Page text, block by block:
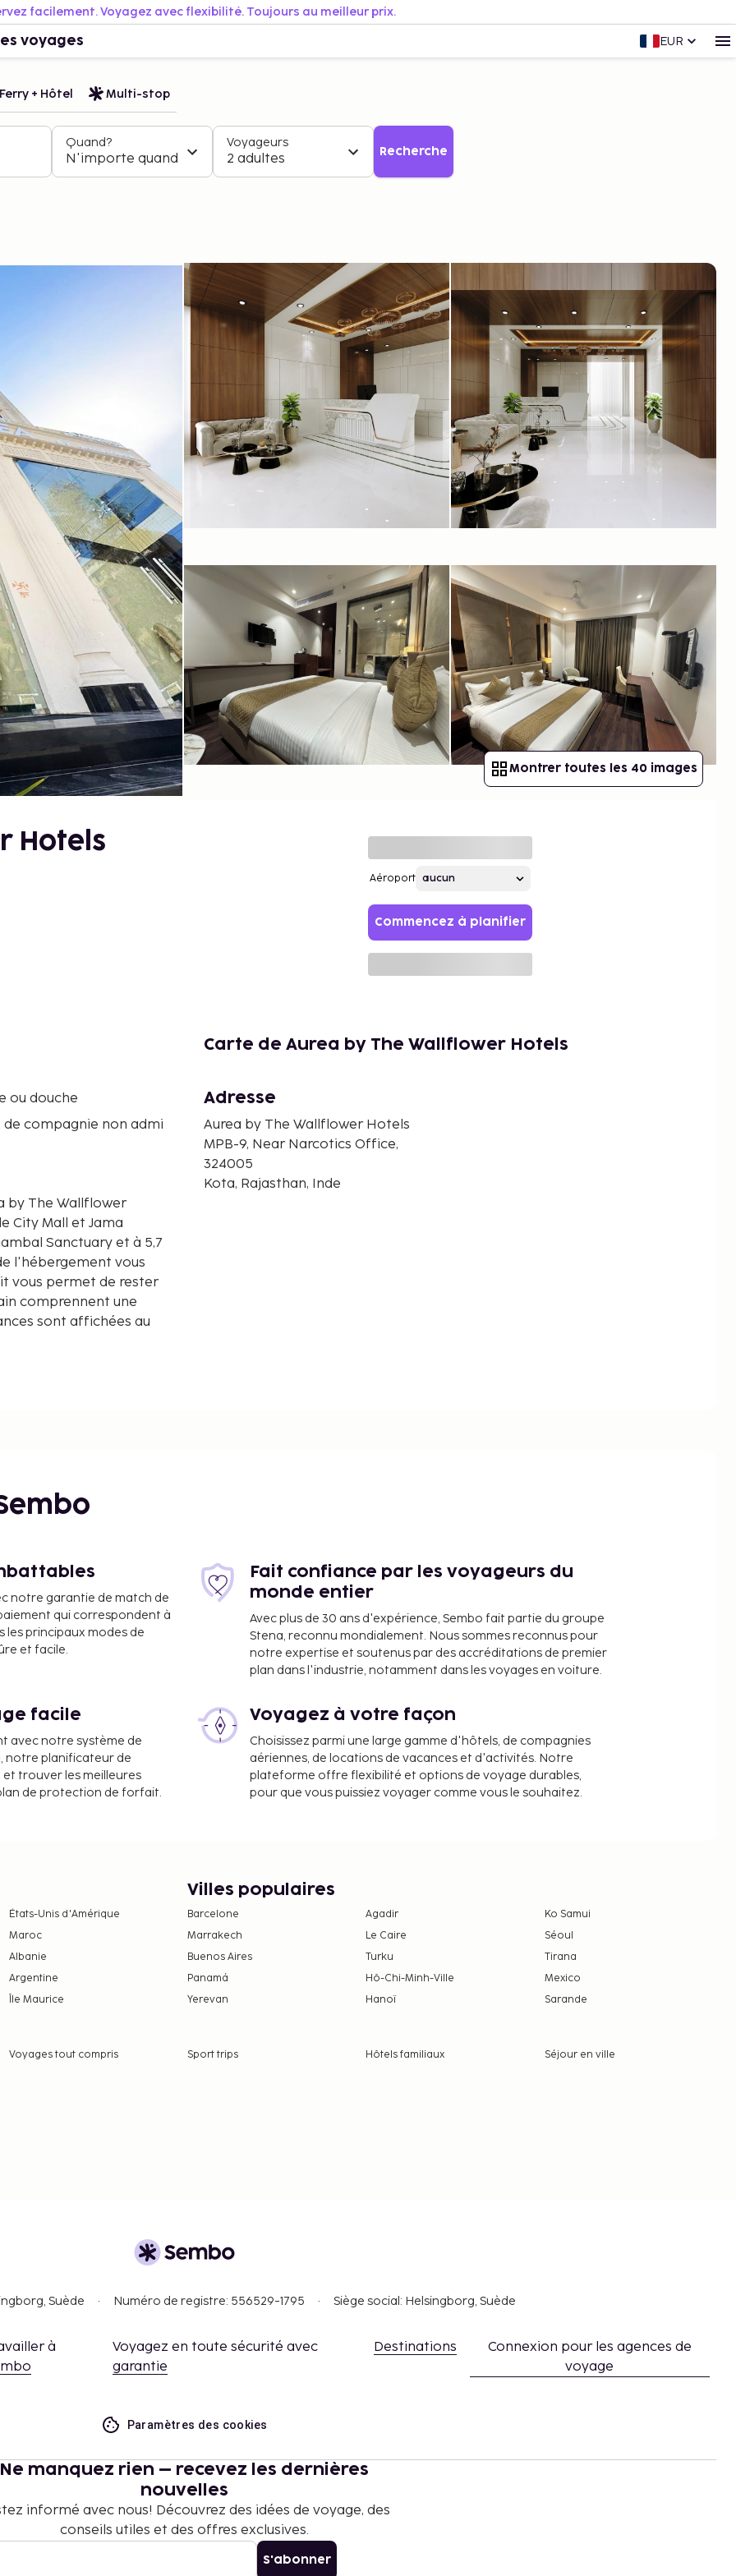
facilement. Voyagez avec flexibilité. Toujours au meilleur prix.
voyages EUR
Ferry + Hôtel Multi-stop
Quand?
N'importe quand
Voyageurs
2 adultes Recherche
Montrer toutes les 40 images
Hotels
Aéroport
Commencez à planifier
ou douche
de compagnie non admi
by The Wallflower
City Mall et Jama
l'hébergement vous
vous permet de rester
comprennent une
sont affichées au
réception ouverte 24
disponible dans
Carte de Aurea by The Wallflower Hotels
Adresse
Aurea by The Wallflower Hotels
MPB-9, Near Narcotics Office,
324005
Kota, Rajasthan, Inde
notre garantie de match de
qui correspondent à
les principaux modes de
et facile.
Fait confiance par les voyageurs du
monde entier
Avec plus de 30 ans d'expérience, Sembo fait partie du groupe
Stena, reconnu mondialement. Nous sommes reconnus pour
notre expertise et soutenus par des accréditations de premier
plan dans l'industrie, notamment dans les voyages en voiture.
facile
avec notre système de
notre planificateur de
trouver les meilleures
de protection de forfait.
Voyagez à votre façon
Choisissez parmi une large gamme d'hôtels, de compagnies
aériennes, de locations de vacances et d'activités. Notre
plateforme offre flexibilité et options de voyage durables,
pour que vous puissiez voyager comme vous le souhaitez.
États-Unis d'Amérique
Maroc
Albanie
Argentine
Île Maurice
Villes populaires
Barcelone Agadir
Ko Samui
Marrakech
Le Caire
Séoul
Buenos Aires
Turku
Tirana
Panamá
Hô-Chi-Minh-Ville
Mexico
Yerevan
Hanoï Sarande
Voyages tout compris Sport trips Hôtels familiaux
Séjour en ville
Suède Numéro de registre: 556529-1795 Siège social: Helsingborg, Suède
à
Voyagez en toute sécurité avec
garantie
Destinations
Connexion pour les agences de
voyage
Paramètres des cookies
Ne manquez rien – recevez les dernières
nouvelles
informé avec nous! Découvrez des idées de voyage, des
conseils utiles et des offres exclusives.
S'abonner